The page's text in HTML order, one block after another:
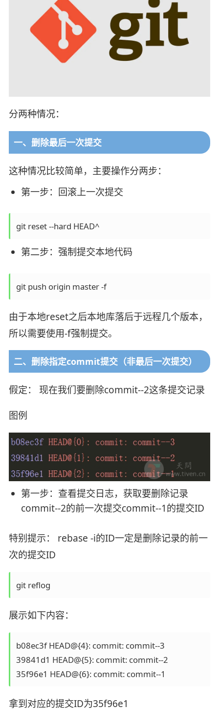
分两种情况：
一、删除最后一次提交
这种情况比较简单，主要操作分两步：
第一步：回滚上一次提交
第二步：强制提交本地代码
git push origin master -f
由于本地reset之后本地库落后于远程几个版本，
所以需要使用-f强制提交。
二、删除指定commit提交（非最后一次提交）
假定： 现在我们要删除commit--2这条提交记录
图例
第一步：查看提交日志，获取要删除记录
commit--2的前一次提交commit--1的提交ID
特别提示： rebase -i的ID一定是删除记录的前一
次的提交ID
展示如下内容：
b08ec3f HEAD@{4}: commit: commit--3
39841d1 HEAD@{5}: commit: commit--2
拿到对应的提交ID为35f96e1